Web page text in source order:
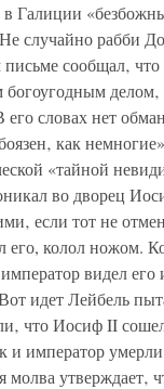
в Галиции
случайно рабби
сообщал‚
богоугодным
словах нет
как
«тайной
во дворец
если тот не
его, колол ножом.
видел его
идет Лейбель
что Иосиф II
и император
молва утверждает‚